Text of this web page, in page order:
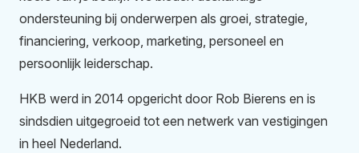
ondersteuning bij onderwerpen als groei, strategie,
financiering, verkoop, marketing, personeel en
persoonlijk leiderschap.
HKB werd in 2014 opgericht door Rob Bierens en is
sindsdien uitgegroeid tot een netwerk van vestigingen
in heel Nederland.